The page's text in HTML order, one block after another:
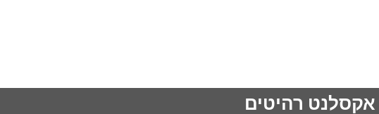
אקסלנט רהיטים